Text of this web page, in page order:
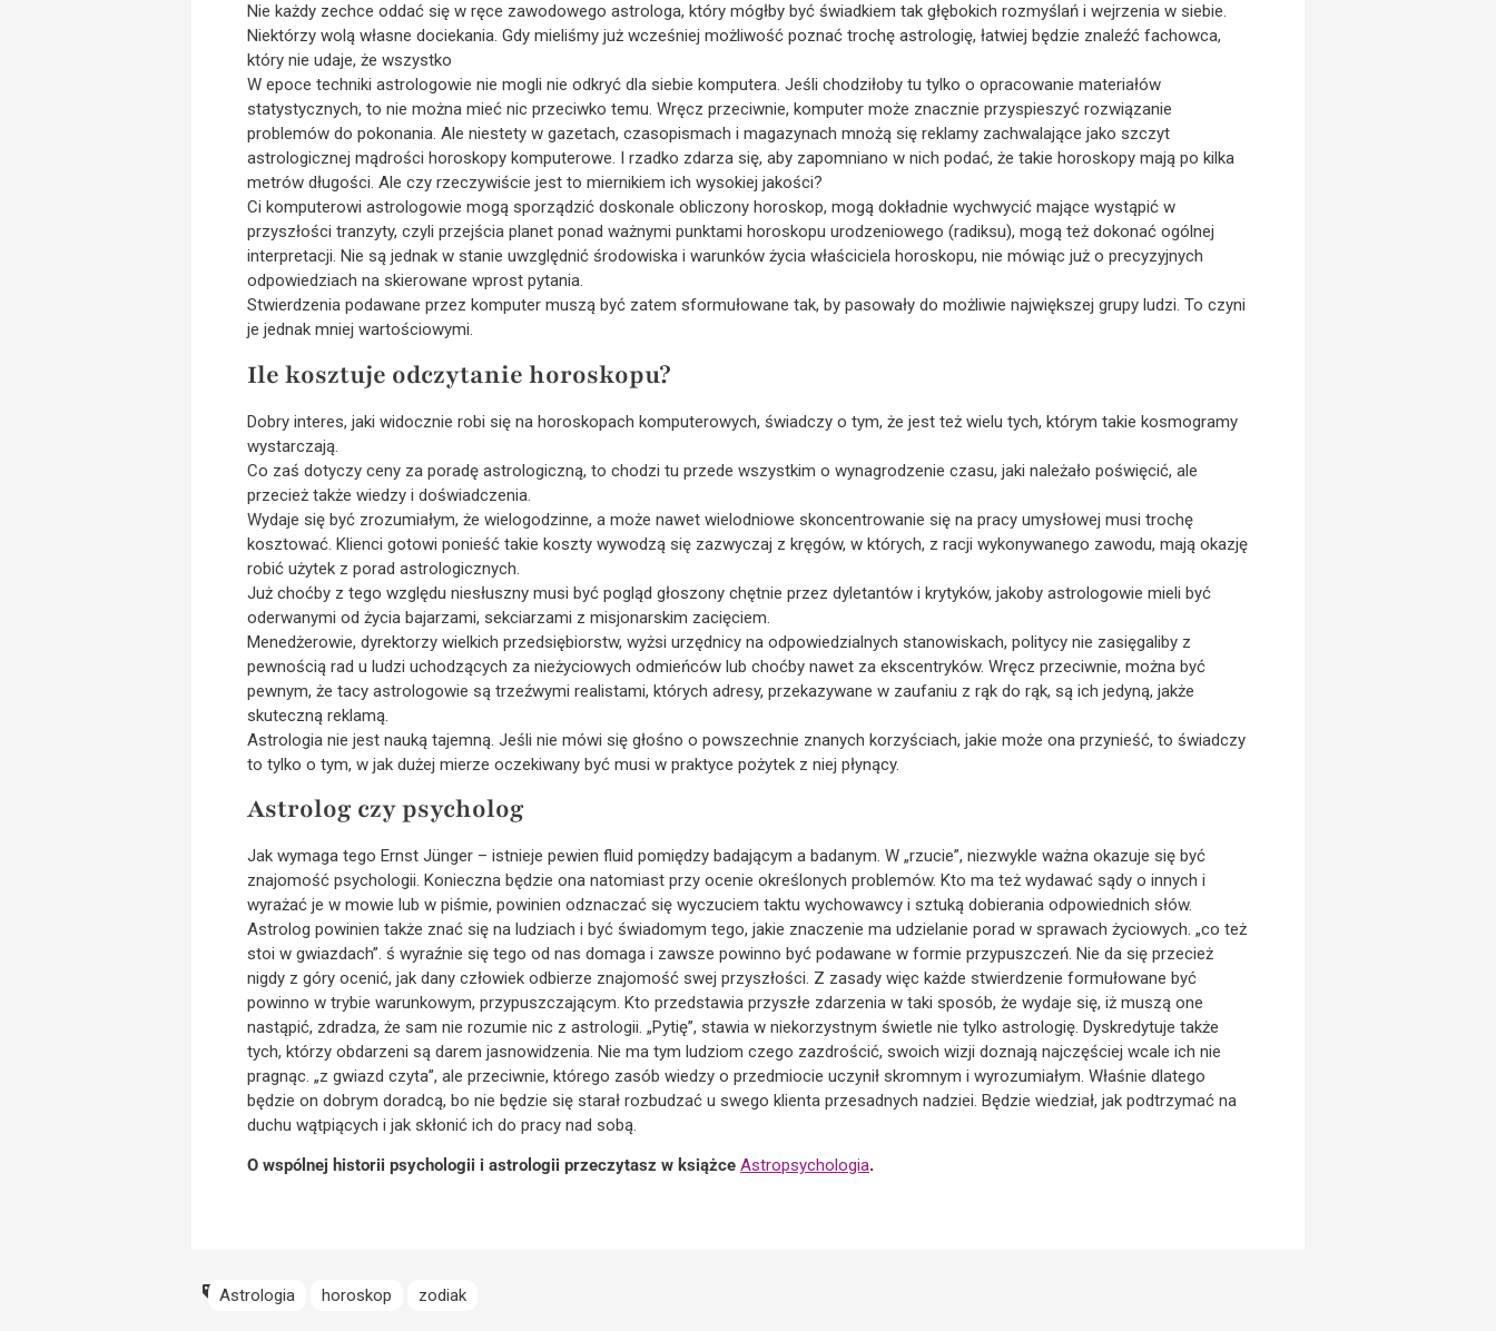
Nie każdy zechce oddać się w ręce zawodowego astrologa, który mógłby być świadkiem tak głębokich rozmyślań i wejrzenia w siebie.
Niektórzy wolą własne dociekania. Gdy mieliśmy już wcześniej możliwość poznać trochę astrologię, łatwiej będzie znaleźć fachowca,
który nie udaje, że wszystko
W epoce techniki astrologowie nie mogli nie odkryć dla siebie komputera. Jeśli chodziłoby tu tylko o opracowanie materiałów
statystycznych, to nie można mieć nic przeciwko temu. Wręcz przeciwnie, komputer może znacznie przyspieszyć rozwiązanie
problemów do pokonania. Ale niestety w gazetach, czasopismach i magazynach mnożą się reklamy zachwalające jako szczyt
astrologicznej mądrości horoskopy komputerowe. I rzadko zdarza się, aby zapomniano w nich podać, że takie horoskopy mają po kilka
metrów długości. Ale czy rzeczywiście jest to miernikiem ich wysokiej jakości?
Ci komputerowi astrologowie mogą sporządzić doskonale obliczony horoskop, mogą dokładnie wychwycić mające wystąpić w
przyszłości tranzyty, czyli przejścia planet ponad ważnymi punktami horoskopu urodzeniowego (radiksu), mogą też dokonać ogólnej
interpretacji. Nie są jednak w stanie uwzględnić środowiska i warunków życia właściciela horoskopu, nie mówiąc już o precyzyjnych
odpowiedziach na skierowane wprost pytania.
Stwierdzenia podawane przez komputer muszą być zatem sformułowane tak, by pasowały do możliwie największej grupy ludzi. To czyni
je jednak mniej wartościowymi.
Ile kosztuje odczytanie horoskopu?
Dobry interes, jaki widocznie robi się na horoskopach komputerowych, świadczy o tym, że jest też wielu tych, którym takie kosmogramy
wystarczają.
Co zaś dotyczy ceny za poradę astrologiczną, to chodzi tu przede wszystkim o wynagrodzenie czasu, jaki należało poświęcić, ale
przecież także wiedzy i doświadczenia.
Wydaje się być zrozumiałym, że wielogodzinne, a może nawet wielodniowe skoncentrowanie się na pracy umysłowej musi trochę
kosztować. Klienci gotowi ponieść takie koszty wywodzą się zazwyczaj z kręgów, w których, z racji wykonywanego zawodu, mają okazję
robić użytek z porad astrologicznych.
Już choćby z tego względu niesłuszny musi być pogląd głoszony chętnie przez dyletantów i krytyków, jakoby astrologowie mieli być
oderwanymi od życia bajarzami, sekciarzami z misjonarskim zacięciem.
Menedżerowie, dyrektorzy wielkich przedsiębiorstw, wyżsi urzędnicy na odpowiedzialnych stanowiskach, politycy nie zasięgaliby z
pewnością rad u ludzi uchodzących za nieżyciowych odmieńców lub choćby nawet za ekscentryków. Wręcz przeciwnie, można być
pewnym, że tacy astrologowie są trzeźwymi realistami, których adresy, przekazywane w zaufaniu z rąk do rąk, są ich jedyną, jakże
skuteczną reklamą.
Astrologia nie jest nauką tajemną. Jeśli nie mówi się głośno o powszechnie znanych korzyściach, jakie może ona przynieść, to świadczy
to tylko o tym, w jak dużej mierze oczekiwany być musi w praktyce pożytek z niej płynący.
Astrolog czy psycholog
Jak wymaga tego Ernst Jünger – istnieje pewien fluid pomiędzy badającym a badanym. W „rzucie”, niezwykle ważna okazuje się być
znajomość psychologii. Konieczna będzie ona natomiast przy ocenie określonych problemów. Kto ma też wydawać sądy o innych i
wyrażać je w mowie lub w piśmie, powinien odznaczać się wyczuciem taktu wychowawcy i sztuką dobierania odpowiednich słów.
Astrolog powinien także znać się na ludziach i być świadomym tego, jakie znaczenie ma udzielanie porad w sprawach życiowych. „co też
stoi w gwiazdach”. ś wyraźnie się tego od nas domaga i zawsze powinno być podawane w formie przypuszczeń. Nie da się przecież
nigdy z góry ocenić, jak dany człowiek odbierze znajomość swej przyszłości. Z zasady więc każde stwierdzenie formułowane być
powinno w trybie warunkowym, przypuszczającym. Kto przedstawia przyszłe zdarzenia w taki sposób, że wydaje się, iż muszą one
nastąpić, zdradza, że sam nie rozumie nic z astrologii. „Pytię”, stawia w niekorzystnym świetle nie tylko astrologię. Dyskredytuje także
tych, którzy obdarzeni są darem jasnowidzenia. Nie ma tym ludziom czego zazdrościć, swoich wizji doznają najczęściej wcale ich nie
pragnąc. „z gwiazd czyta”, ale przeciwnie, którego zasób wiedzy o przedmiocie uczynił skromnym i wyrozumiałym. Właśnie dlatego
będzie on dobrym doradcą, bo nie będzie się starał rozbudzać u swego klienta przesadnych nadziei. Będzie wiedział, jak podtrzymać na
duchu wątpiących i jak skłonić ich do pracy nad sobą.
O wspólnej historii psychologii i astrologii przeczytasz w książce Astropsychologia.
Astrologia horoskop zodiak